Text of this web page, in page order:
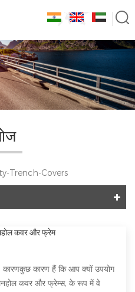
Trench-Covers
कवर और फ्रेम
कारण हैं कि आप क्यों उपयोग
कवर और फ्रेम्स, के रूप में वे